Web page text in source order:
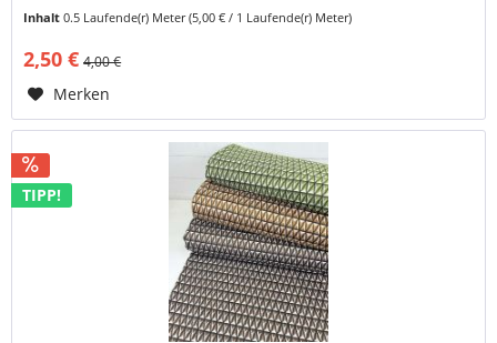
Inhalt0.5 Laufende(r) Meter(5,00 € / 1 Laufende(r) Meter)
2,50 € 4,00 €
Merken
TIPP!